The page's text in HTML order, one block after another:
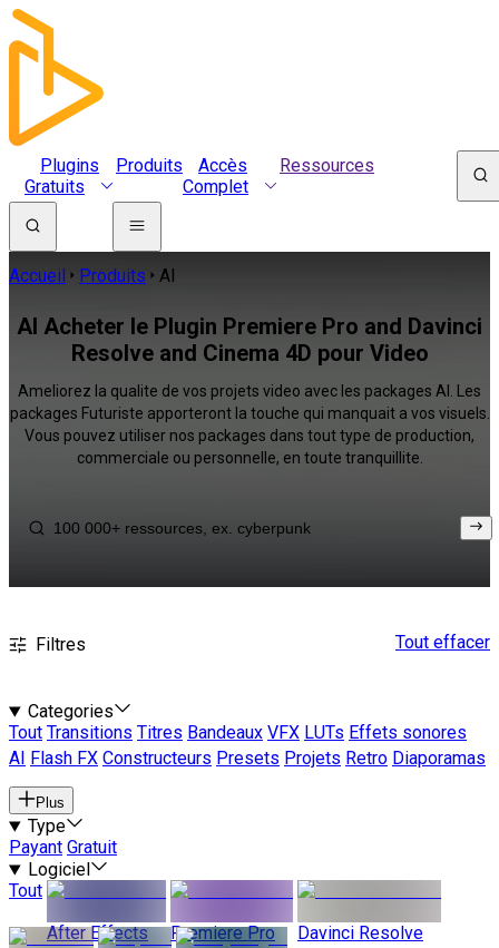
Plugins
Gratuits
Produits
Accès
Complet
Ressources
Accueil Produits AI
AI Acheter le Plugin Premiere Pro and Davinci
Resolve and Cinema 4D pour Video
Ameliorez la qualite de vos projets video avec les packages AI. Les
packages Futuriste apporteront la touche qui manquait a vos visuels.
Vous pouvez utiliser nos packages dans tout type de production,
commerciale ou personnelle, en toute tranquillite.
Filtres Tout effacer
Categories
Tout Transitions Titres Bandeaux VFX LUTs Effets sonores
AI
Flash FX Constructeurs Presets Projets Retro Diaporamas
Plus
Type
Payant Gratuit
Logiciel
Tout
After Effects
Premiere Pro Davinci Resolve